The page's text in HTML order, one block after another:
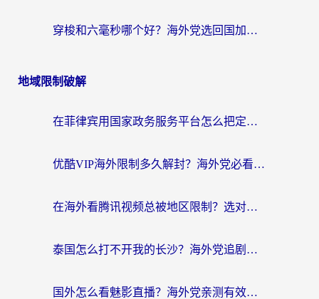
穿梭和六毫秒哪个好？海外党选回国加速器的避坑指南，附番茄加速器实测
地域限制破解
在菲律宾用国家政务服务平台怎么把定位修改到中国国内？3步解决+海外看剧听歌全攻略
优酷VIP海外限制多久解封？海外党必看的跨区难题一站式解决指南
在海外看腾讯视频总被地区限制？选对回国加速器，还能解决泰国政务网和蜻蜓FM卡顿问题
泰国怎么打不开我的长沙？海外党追剧看片的破局指南
国外怎么看魅影直播？海外党亲测有效的回国加速指南（附听歌、看央视VIP技巧）